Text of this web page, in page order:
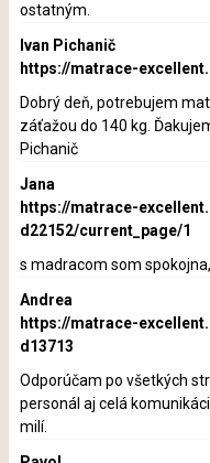
ostatným.
Ivan Pichanič
https://matrace-
Dobrý deň, potrebujem
záťažou do 140 kg.
Pichanič
Jana
https://matrace-
d22152/current_page/1
s madracom som
Andrea
https://matrace-
d13713
Odporúčam po všetkých
personál aj celá
milí.